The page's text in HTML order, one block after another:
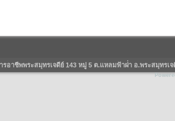
อาชีพพระสมุทรเจดีย์ 143 หมู่ 5 ต.แหลมฟ้าผ่่า อ.พระสมุทรเ